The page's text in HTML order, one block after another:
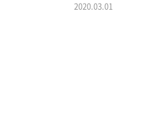
2020.03.01